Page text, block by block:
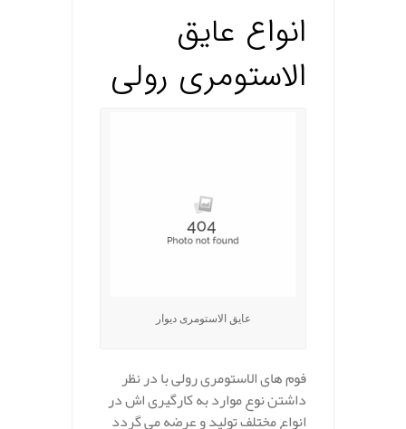
انواع عایق
الاستومری رولی
عایق الاستومری دیوار
فوم های الاستومری رولی با در نظر
داشتن نوع موارد به کارگیری اش در
انواع مختلف تولید و عرضه می گردد